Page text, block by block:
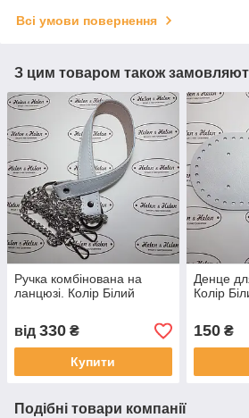
Всі умови повернення
З цим товаром також
Ручка комбінована на
ланцюзі. Колір Білий
від 330 ₴
Купити
Денце
Колір
150₴
Подібні товари компанії